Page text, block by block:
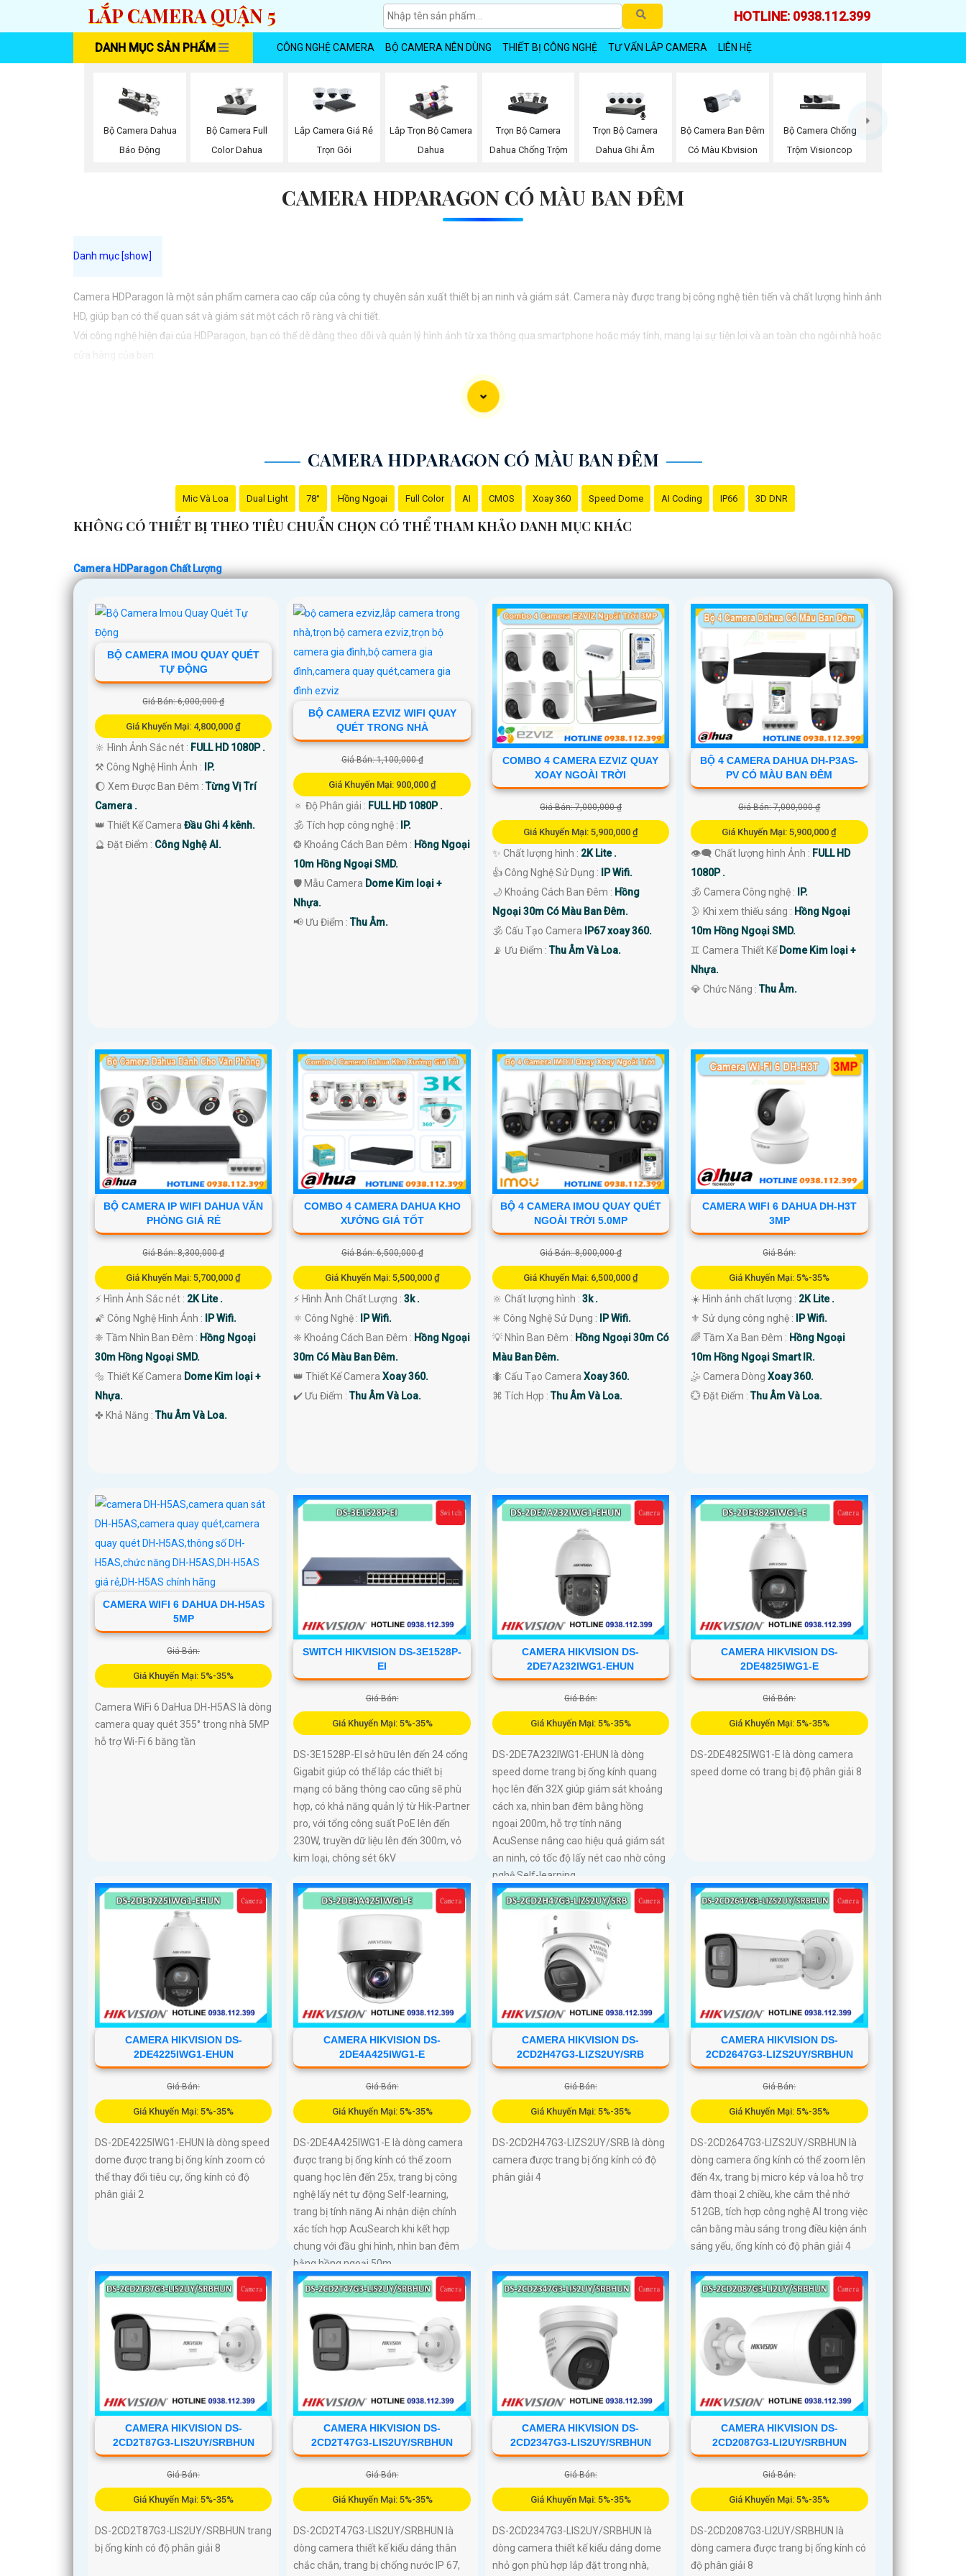
LẮP CAMERA QUẬN 5 HOTLINE: 0938.112.399
DANH MỤC SẢN PHẨM CÔNG NGHỆ CAMERA BỘ CAMERA NÊN DÙNG THIẾT BỊ CÔNG NGHỆ TƯ VẤN LẮP CAMERA LIÊN HỆ
Bộ Camera Dahua
Báo Động
Bộ Camera Full
Color Dahua
Lắp Camera Giá Rẻ
Trọn Gói
Lắp Trọn Bộ Camera
Dahua
Trọn Bộ Camera
Dahua Chống Trộm
Trọn Bộ Camera
Dahua Ghi Âm
Bộ Camera Ban Đêm
Có Màu Kbvision
Bộ Camera Chống
Trộm Visioncop
CAMERA HDPARAGON CÓ MÀU BAN ĐÊM
Camera HDParagon là một sản phẩm camera cao cấp của công ty chuyên sản xuất thiết bị an ninh và giám sát. Camera này được trang bị công nghệ tiên tiến và chất lượng hình ảnh
HD, giúp bạn có thể quan sát và giám sát một cách rõ ràng và chi tiết.
Với công nghệ hiện đại của HDParagon, bạn có thể dễ dàng theo dõi và quản lý hình ảnh từ xa thông qua smartphone hoặc máy tính, mang lại sự tiện lợi và an toàn cho ngôi nhà hoặc
cửa hàng của bạn.
Hoàn toàn tin cậy
Với những tính năng và ưu điểm nổi trội, Camera HDParagon là sự lựa chọn tốt để bảo vệ và giám sát tài sản của bạn trong mọi tình huống và môi trường.
CAMERA HDPARAGON CÓ MÀU BAN ĐÊM
Mic Và Loa Dual Light 78° Hồng Ngoại Full Color AI CMOS Xoay 360 Speed Dome AI Coding IP66 3D DNR
KHÔNG CÓ THIẾT BỊ THEO TIÊU CHUẨN CHỌN CÓ THỂ THAM KHẢO DANH MỤC KHÁC
Camera HDParagon Chất Lượng
BỘ CAMERA IMOU QUAY QUÉT
TỰ ĐỘNG
Giá Bán: 6,000,000 ₫
Giá Khuyến Mại: 4,800,000 ₫
🔆 Hình Ảnh Sắc nét : FULL HD 1080P .
⚒ Công Nghệ Hình Ảnh : IP.
🌔 Xem Được Ban Đêm :Từng Vị Trí
Camera .
👑 Thiết Kế Camera Đầu Ghi 4 kênh.
️🔮 Đặt Điểm : Công Nghệ AI.
BỘ CAMERA EZVIZ WIFI QUAY
QUÉT TRONG NHÀ
Giá Bán: 1,100,000 ₫
Giá Khuyến Mại: 900,000 ₫
🔅 Độ Phân giải : FULL HD 1080P .
🕉️ Tích hợp công nghệ : IP.
❂ Khoảng Cách Ban Đêm : Hồng Ngoại
10m Hồng Ngoại SMD.
🛡 Mẫu Camera Dome Kim loại +
Nhựa.
️📢 Ưu Điểm :Thu Âm.
COMBO 4 CAMERA EZVIZ QUAY
XOAY NGOÀI TRỜI
Giá Bán: 7,000,000 ₫
Giá Khuyến Mại: 5,900,000 ₫
✨ Chất lượng hình : 2K Lite .
👍 Công Nghệ Sử Dụng :
IP Wifi.
🌙 Khoảng Cách Ban Đêm : Hồng
Ngoại 30m Có Màu Ban Ðêm.
🕉️ Cấu Tạo Camera
IP67 xoay 360.
️📡 Ưu Điểm :Thu Âm Và Loa.
BỘ 4 CAMERA DAHUA DH-P3AS-
PV CÓ MÀU BAN ĐÊM
Giá Bán: 7,000,000 ₫
Giá Khuyến Mại: 5,900,000 ₫
👁️‍🗨 Chất lượng hình Ảnh : FULL HD
1080P .
🕉️ Camera Công nghệ :
IP.
🌛 Khi xem thiếu sáng : Hồng Ngoại
10m Hồng Ngoại SMD.
♊ Camera Thiết Kế Dome Kim loại +
Nhựa.
️💎 Chức Năng :Thu Âm.
BỘ CAMERA IP WIFI DAHUA VĂN
PHÒNG GIÁ RẺ
Giá Bán: 8,300,000 ₫
Giá Khuyến Mại: 5,700,000 ₫
️⚡ Hình Ảnh Sắc nét : 2K Lite .
🌠 Công Nghệ Hình Ảnh :
IP Wifi.
❈ Tầm Nhìn Ban Đêm : Hồng Ngoại
30m Hồng Ngoại SMD.
🔩 Thiết Kế Camera Dome Kim loại +
Nhựa.
️✤ Khả Năng :Thu Âm Và Loa.
COMBO 4 CAMERA DAHUA KHO
XƯỞNG GIÁ TỐT
Giá Bán: 6,500,000 ₫
Giá Khuyến Mại: 5,500,000 ₫
️⚡ Hình Ành Chất Lượng :3k .
⚛️ Công Nghệ :
IP Wifi.
❈ Khoảng Cách Ban Đêm : Hồng Ngoại
30m Có Màu Ban Ðêm.
👑 Thiết Kế CameraXoay 360.
️✔️ Ưu Điểm :Thu Âm Và Loa.
BỘ 4 CAMERA IMOU QUAY QUÉT
NGOÀI TRỜI 5.0MP
Giá Bán: 8,000,000 ₫
Giá Khuyến Mại: 6,500,000 ₫
🔆 Chất lượng hình : 3k .
✳️ Công Nghệ Sử Dụng :
IP Wifi.
💡 Nhìn Ban Đêm : Hồng Ngoại 30m Có
Màu Ban Ðêm.
🐜 Cấu Tạo Camera Xoay 360.
️⌘ Tích Hợp :Thu Âm Và Loa.
CAMERA WIFI 6 DAHUA DH-H3T
3MP
Giá Bán:
Giá Khuyến Mại: 5%-35%
☀️ Hình ảnh chất lượng : 2K Lite .
⚜️ Sử dụng công nghệ :
IP Wifi.
🌈 Tầm Xa Ban Đêm : Hồng Ngoại
10m Hồng Ngoại Smart IR.
🤹 Camera DòngXoay 360.
️💮 Đặt Điểm :Thu Âm Và Loa.
CAMERA WIFI 6 DAHUA DH-H5AS
5MP
Giá Bán:
Giá Khuyến Mại: 5%-35%
Camera WiFi 6 DaHua DH-H5AS là dòng
camera quay quét 355° trong nhà 5MP
hỗ trợ Wi-Fi 6 băng tần
SWITCH HIKVISION DS-3E1528P-
EI
Giá Bán:
Giá Khuyến Mại: 5%-35%
DS-3E1528P-EI sở hữu lên đến 24 cổng
Gigabit giúp có thể lắp các thiết bị
mạng có băng thông cao cũng sẽ phù
hợp, có khả năng quản lý từ Hik-Partner
pro, với tổng công suất PoE lên đến
230W, truyền dữ liệu lên đến 300m, vỏ
kim loại, chông sét 6kV
CAMERA HIKVISION DS-
2DE7A232IWG1-EHUN
Giá Bán:
Giá Khuyến Mại: 5%-35%
DS-2DE7A232IWG1-EHUN là dòng
speed dome trang bị ống kính quang
học lên đến 32X giúp giám sát khoảng
cách xa, nhìn ban đêm bằng hồng
ngoại 200m, hỗ trợ tính năng
AcuSense nâng cao hiệu quả giám sát
an ninh, có tốc độ lấy nét cao nhờ công
nghệ Self-learning
CAMERA HIKVISION DS-
2DE4825IWG1-E
Giá Bán:
Giá Khuyến Mại: 5%-35%
DS-2DE4825IWG1-E là dòng camera
speed dome có trang bị độ phân giải 8
CAMERA HIKVISION DS-
2DE4225IWG1-EHUN
Giá Bán:
Giá Khuyến Mại: 5%-35%
DS-2DE4225IWG1-EHUN là dòng speed
dome được trang bị ống kính zoom có
thể thay đổi tiêu cự, ống kính có độ
phân giải 2
CAMERA HIKVISION DS-
2DE4A425IWG1-E
Giá Bán:
Giá Khuyến Mại: 5%-35%
DS-2DE4A425IWG1-E là dòng camera
được trang bị ống kính có thể zoom
quang học lên đến 25x, trang bị công
nghệ lấy nét tự động Self-learning,
trang bị tính năng Ai nhận diện chính
xác tích hợp AcuSearch khi kết hợp
chung với đầu ghi hình, nhìn ban đêm
bằng hồng ngoại 50m
CAMERA HIKVISION DS-
2CD2H47G3-LIZS2UY/SRB
Giá Bán:
Giá Khuyến Mại: 5%-35%
DS-2CD2H47G3-LIZS2UY/SRB là dòng
camera được trang bị ống kính có độ
phân giải 4
CAMERA HIKVISION DS-
2CD2647G3-LIZS2UY/SRBHUN
Giá Bán:
Giá Khuyến Mại: 5%-35%
DS-2CD2647G3-LIZS2UY/SRBHUN là
dòng camera ống kính có thể zoom lên
đến 4x, trang bị micro kép và loa hỗ trợ
đàm thoại 2 chiều, khe cắm thẻ nhớ
512GB, tích hợp công nghệ AI trong việc
cân bằng màu sáng trong điều kiện ánh
sáng yếu, ống kính có độ phân giải 4
CAMERA HIKVISION DS-
2CD2T87G3-LIS2UY/SRBHUN
Giá Bán:
Giá Khuyến Mại: 5%-35%
DS-2CD2T87G3-LIS2UY/SRBHUN trang
bị ống kính có độ phân giải 8
CAMERA HIKVISION DS-
2CD2T47G3-LIS2UY/SRBHUN
Giá Bán:
Giá Khuyến Mại: 5%-35%
DS-2CD2T47G3-LIS2UY/SRBHUN là
dòng camera thiết kế kiểu dáng thân
chắc chắn, trang bị chống nước IP 67,
CAMERA HIKVISION DS-
2CD2347G3-LIS2UY/SRBHUN
Giá Bán:
Giá Khuyến Mại: 5%-35%
DS-2CD2347G3-LIS2UY/SRBHUN là
dòng camera thiết kế kiểu dáng dome
nhỏ gọn phù hợp lắp đặt trong nhà,
CAMERA HIKVISION DS-
2CD2087G3-LI2UY/SRBHUN
Giá Bán:
Giá Khuyến Mại: 5%-35%
DS-2CD2087G3-LI2UY/SRBHUN là
dòng camera được trang bị ống kính có
độ phân giải 8